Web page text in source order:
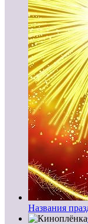
Названия